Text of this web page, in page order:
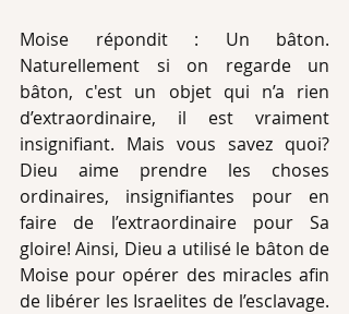
Moise répondit : Un bâton.
Naturellement si on regarde un
bâton, c'est un objet qui n’a rien
d’extraordinaire, il est vraiment
insignifiant. Mais vous savez quoi?
Dieu aime prendre les choses
ordinaires, insignifiantes pour en
faire de l’extraordinaire pour Sa
gloire! Ainsi, Dieu a utilisé le bâton de
Moise pour opérer des miracles afin
de libérer les Israelites de l’esclavage.